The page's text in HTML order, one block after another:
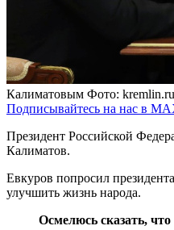
Калиматовым Фото: kremlin.ru
Подписывайтесь на нас в
Президент Российской
Калиматов.
Евкуров попросил
улучшить жизнь народа.
Осмелюсь сказать,